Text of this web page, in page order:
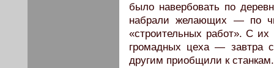
было навербовать по
набрали желающих — по
«строительных работ». С
громадных цеха — завтра
другим приобщили к